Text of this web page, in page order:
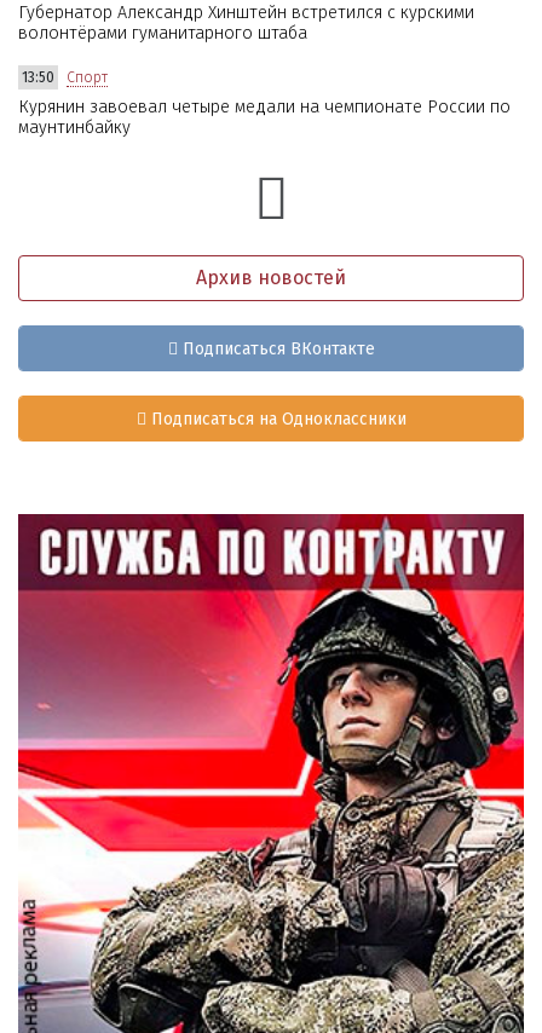
Губернатор Александр Хинштейн встретился с курскими
волонтёрами гуманитарного штаба
13:50 Спорт
Курянин завоевал четыре медали на чемпионате России по
маунтинбайку
Архив новостей
Подписаться ВКонтакте
Подписаться на Одноклассники